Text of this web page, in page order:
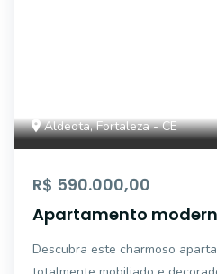
Aldeota, Fortaleza - CE
R$ 590.000,00
Apartamento
Descubra este charmoso